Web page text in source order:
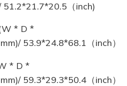
（inch)
* D *
53.9*24.8*68.1（inch）
* D *
59.3*29.3*50.4（inch）